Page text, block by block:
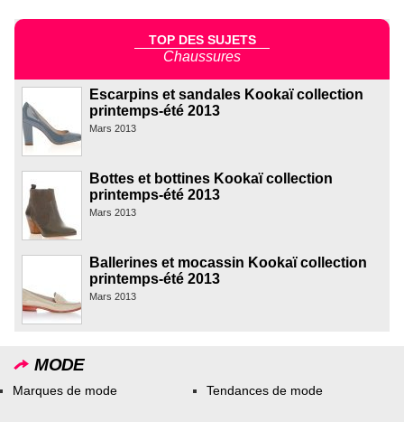
TOP DES SUJETS
Chaussures
Escarpins et sandales Kookaï collection
printemps-été 2013
Mars 2013
Bottes et bottines Kookaï collection
printemps-été 2013
Mars 2013
Ballerines et mocassin Kookaï collection
printemps-été 2013
Mars 2013
MODE
Marques de mode Tendances de mode